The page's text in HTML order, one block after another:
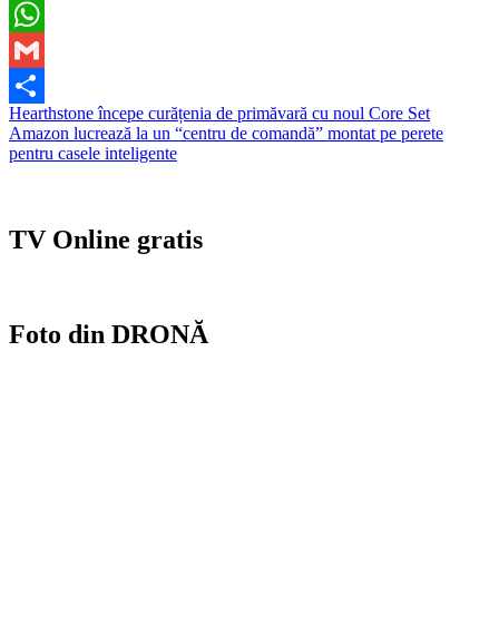
Facebook
WhatsApp
Gmail
Partajează
Navigare
în
Hearthstone începe curățenia de primăvară cu noul Core Set
Amazon lucrează la un “centru de comandă” montat pe perete
pentru casele inteligente
TV Online gratis
Foto din DRONĂ